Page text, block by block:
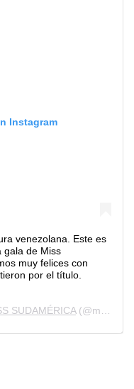
Instagram
venezolana. Este es
gala de Miss
muy felices con
por el título.
SUDAMÉRICA(@miss.sudamerica) el